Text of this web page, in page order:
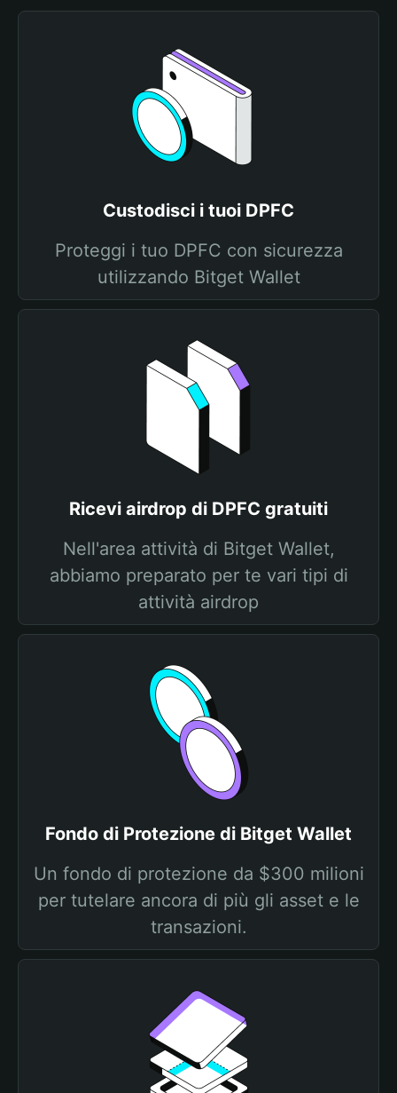
Custodisci i tuoi DPFC
Proteggi i tuo DPFC con sicurezza
utilizzando Bitget Wallet
Ricevi airdrop di DPFC gratuiti
Nell'area attività di Bitget Wallet,
abbiamo preparato per te vari tipi di
attività airdrop
Fondo di Protezione di Bitget Wallet
Un fondo di protezione da $300 milioni
per tutelare ancora di più gli asset e le
transazioni.